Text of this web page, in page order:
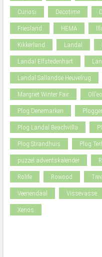
Curiosi Decotime
Friesland HEMA
Kikkerland Landal
Landal Elfstedenhart
Landal Sallandse Heuvelrug
Margriet Winter Fair Oll'eo
Plog Denemarken
Plog Landal Beachvilla
Plog Strandhuis Plog
puzzel adventskalender
Rolife Rowood
Veenendaal Vissevasse
Xenos